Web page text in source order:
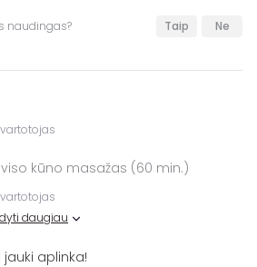
naudingas? Taip Ne
kūno masažas (60 min.)
daugiau
aplinka!